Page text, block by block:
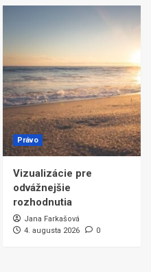
Právo
Vizualizácie pre
odvážnejšie
rozhodnutia
Jana Farkašová
4. augusta 2026
0